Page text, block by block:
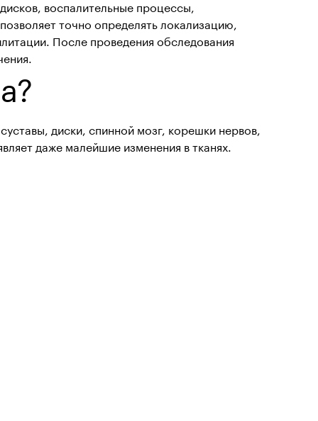
воспалительные процессы,
точно определять локализацию,
После проведения обследования
диски, спинной мозг, корешки нервов,
даже малейшие изменения в тканях.